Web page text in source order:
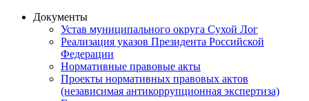
Документы
Устав муниципального округа Сухой Лог
Реализация указов Президента Российской
Федерации
Нормативные правовые акты
Проекты нормативных правовых актов
(независимая антикоррупционная экспертиза)